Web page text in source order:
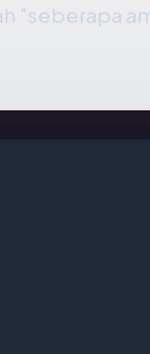
"seberapa